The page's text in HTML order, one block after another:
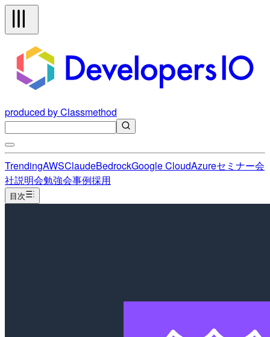
produced by Classmethod
TrendingAWSClaudeBedrockGoogle CloudAzureセミナー会
社説明会勉強会事例採用
目次